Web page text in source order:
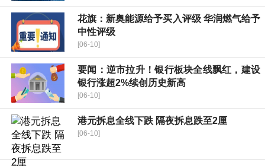
花旗：新奥能源给予买入评级 华润燃气给予
中性评级
[06-10]
要闻：逆市拉升！银行板块全线飘红，建设
银行涨超2%续创历史新高
[06-10]
港元拆息全线下跌 隔夜拆息跌至2厘
[06-10]